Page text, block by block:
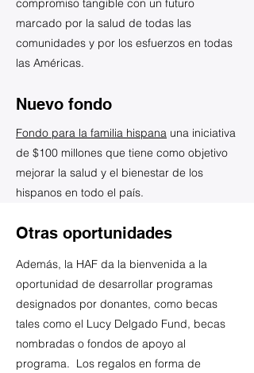
compromiso tangible con un futuro
marcado por la salud de todas las
comunidades y por los esfuerzos en todas
las Américas.
Nuevo fondo
Fondo para la familia hispana una iniciativa
de $100 millones que tiene como objetivo
mejorar la salud y el bienestar de los
hispanos en todo el país.
Otras oportunidades
Además, la HAF da la bienvenida a la
oportunidad de desarrollar programas
designados por donantes, como becas
tales como el Lucy Delgado Fund, becas
nombradas o fondos de apoyo al
programa. Los regalos en forma de